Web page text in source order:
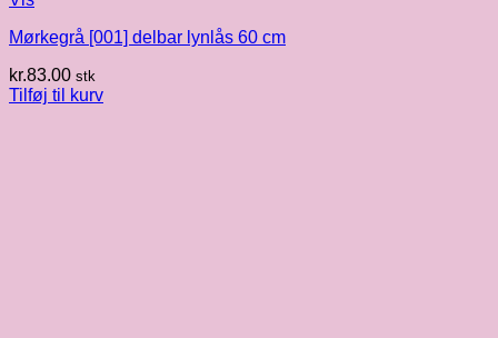
Mørkegrå [001] delbar lynlås 60 cm
kr.83.00 stk
Tilføj til kurv